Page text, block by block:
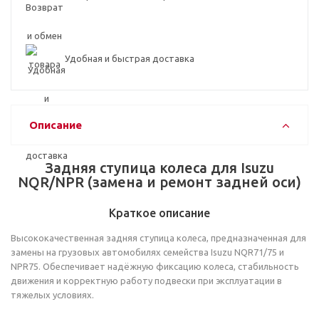
Удобная и быстрая доставка
Описание
Задняя ступица колеса для Isuzu
NQR/NPR (замена и ремонт задней оси)
Краткое описание
Высококачественная задняя ступица колеса, предназначенная для
замены на грузовых автомобилях семейства Isuzu NQR71/75 и
NPR75. Обеспечивает надёжную фиксацию колеса, стабильность
движения и корректную работу подвески при эксплуатации в
тяжелых условиях.